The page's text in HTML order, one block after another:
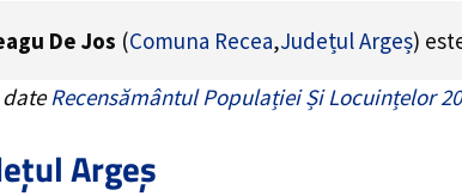
De Jos (Comuna Recea,Județul Argeș)
dateRecensământul Populației Și Locuințelor
Argeș